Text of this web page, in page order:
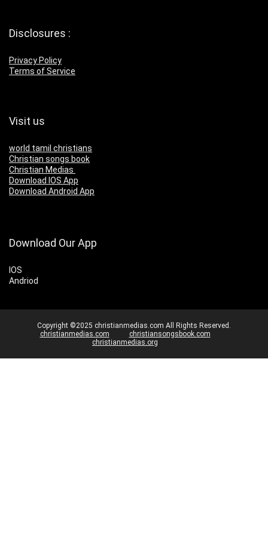
Disclosures :
Privacy Policy
Terms of Service
Visit us
world tamil christians
Christian songs book
Christian Medias
Download IOS App
Download Android App
Download Our App
IOS
Andriod
Copyright ©2025 christianmedias.com All Rights Reserved.
christianmedias.com
christiansongsbook.com
christianmedias.org